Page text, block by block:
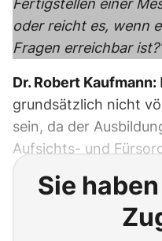
oder reicht es, wenn
Fragen erreichbar
Dr. Robert Kaufmann:
grundsätzlich nicht
sein, da der
Aufsichts- und
Sie